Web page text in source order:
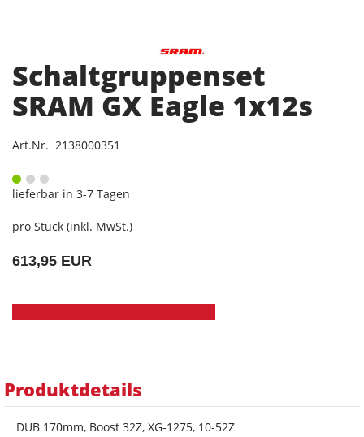
Schaltgruppenset
SRAM GX Eagle 1x12s
Art.Nr. 2138000351
lieferbar in 3-7 Tagen
pro Stück (inkl. MwSt.)
613,95 EUR
Produktdetails
DUB 170mm, Boost 32Z, XG-1275, 10-52Z